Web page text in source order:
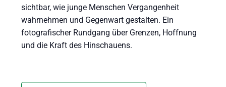
sichtbar, wie junge Menschen Vergangenheit
wahrnehmen und Gegenwart gestalten. Ein
fotografischer Rundgang über Grenzen, Hoffnung
und die Kraft des Hinschauens.